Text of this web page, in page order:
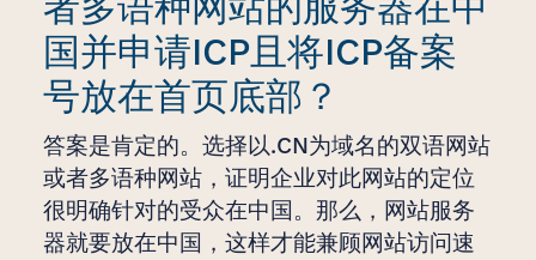
国并申请ICP且将ICP备案
号放在首页底部？
答案是肯定的。选择以.CN为域名的双语网站
或者多语种网站，证明企业对此网站的定位
很明确针对的受众在中国。那么，网站服务
器就要放在中国，这样才能兼顾网站访问速